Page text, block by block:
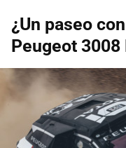
¿Un paseo
Peugeot 3008